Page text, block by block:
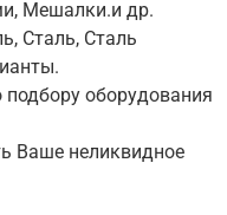
Мешалки.и др.
Сталь, Сталь
подбору оборудования
Ваше неликвидное